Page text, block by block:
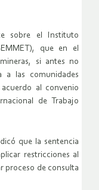
sobre el Instituto
que en el
si antes no
a las comunidades
al convenio
de Trabajo
que la sentencia
restricciones al
proceso de consulta